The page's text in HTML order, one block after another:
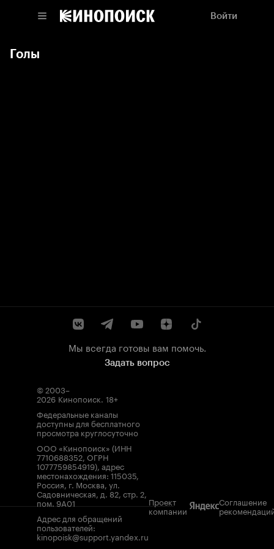
Войти
Голы
Мы всегда готовы вам помочь.
Задать вопрос
© 2003–
2026 Кинопоиск. 18+
Федеральные каналы
доступны для бесплатного
просмотра круглосуточно
ООО «Кинопоиск» (ИНН
7710688352, ОГРН
1077759854919), адрес
местонахождения: 115035,
Россия, г. Москва, ул.
Садовническая, д. 82, стр. 2,
пом. 9А01
Адрес для обращений
пользователей:
kinopoisk@support.yandex.ru
Проект
компании
Соглашение